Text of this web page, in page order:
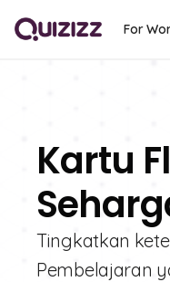
For
Kartu
Tingkatkan
Pembelajaran